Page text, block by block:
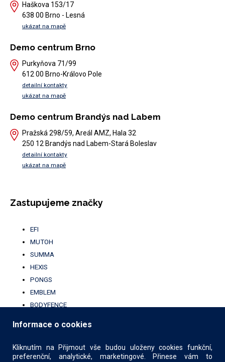
Haškova 153/17
638 00 Brno - Lesná
ukázat na mapě
Demo centrum Brno
Purkyňova 71/99
612 00 Brno-Královo Pole
detailní kontakty
ukázat na mapě
Demo centrum Brandýs nad Labem
Pražská 298/59, Areál AMZ, Hala 32
250 12 Brandýs nad Labem-Stará Boleslav
detailní kontakty
ukázat na mapě
Zastupujeme značky
EFI
MUTOH
SUMMA
HEXIS
PONGS
EMBLEM
BODYFENCE
KALA
Informace o cookies
Kliknutím na Přijmout vše budou uloženy cookies funkční,
preferenční, analytické, marketingové. Přinese vám to